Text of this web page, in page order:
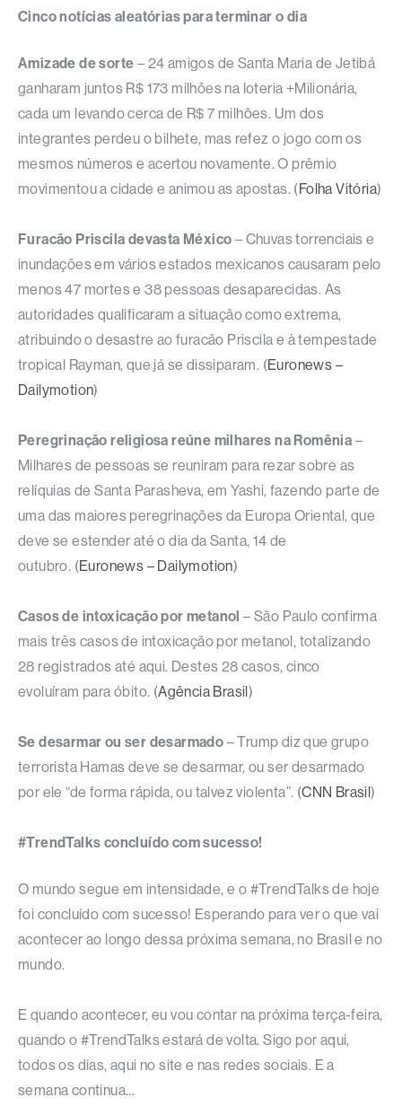
Cinco notícias aleatórias para terminar o dia
Amizade de sorte – 24 amigos de Santa Maria de Jetibá
ganharam juntos R$ 173 milhões na loteria +Milionária,
cada um levando cerca de R$ 7 milhões. Um dos
integrantes perdeu o bilhete, mas refez o jogo com os
mesmos números e acertou novamente. O prêmio
movimentou a cidade e animou as apostas. (Folha Vitória)
Furacão Priscila devasta México – Chuvas torrenciais e
inundações em vários estados mexicanos causaram pelo
menos 47 mortes e 38 pessoas desaparecidas. As
autoridades qualificaram a situação como extrema,
atribuindo o desastre ao furacão Priscila e à tempestade
tropical Rayman, que já se dissiparam. (Euronews –
Dailymotion)
Peregrinação religiosa reúne milhares na Romênia –
Milhares de pessoas se reuniram para rezar sobre as
relíquias de Santa Parasheva, em Yashi, fazendo parte de
uma das maiores peregrinações da Europa Oriental, que
deve se estender até o dia da Santa, 14 de
outubro. (Euronews – Dailymotion)
Casos de intoxicação por metanol – São Paulo confirma
mais três casos de intoxicação por metanol, totalizando
28 registrados até aqui. Destes 28 casos, cinco
evoluíram para óbito. (Agência Brasil )
Se desarmar ou ser desarmado – Trump diz que grupo
terrorista Hamas deve se desarmar, ou ser desarmado
por ele “de forma rápida, ou talvez violenta”. (CNN Brasil)
#TrendTalks concluído com sucesso!
O mundo segue em intensidade, e o #TrendTalks de hoje
foi concluído com sucesso! Esperando para ver o que vai
acontecer ao longo dessa próxima semana, no Brasil e no
mundo.
E quando acontecer, eu vou contar na próxima terça-feira,
quando o #TrendTalks estará de volta. Sigo por aqui,
todos os dias, aqui no site e nas redes sociais. E a
semana continua…